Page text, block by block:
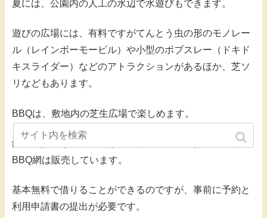
夏には、公園内の人工の水辺で水遊びもできます。
遊びの広場には、有料ですがてんとう虫の形のモノレー
ル（レインボーモービル）や小型のボブスレー（ドキド
キスライダー）などのアトラクションがあるほか、芝ソ
リなどもあります。
BBQは、敷地内の芝生広場で楽しめます。
鉄板や炭受け火バサミはレンタル可能で、炭や着火剤、
BBQ網は販売しています。
基本無料で借りることができるのですが、事前に予約と
利用申請書の提出が必要です。